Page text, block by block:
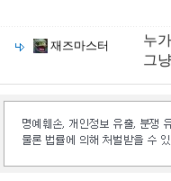
재즈마스터
누
그